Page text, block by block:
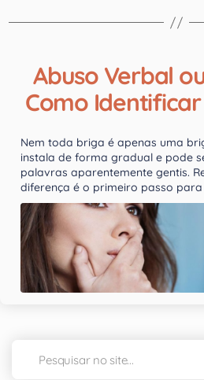
Abuso Verbal
Como
Nem toda briga é apenas uma
instala de forma gradual e pode
palavras aparentemente gentis.
diferença é o primeiro passo para